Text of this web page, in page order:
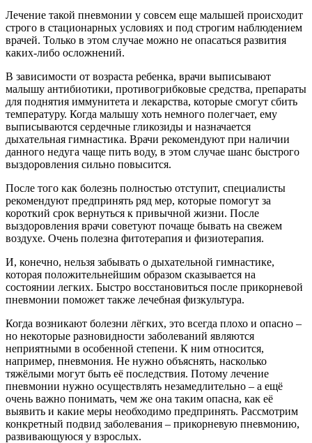
Лечение такой пневмонии у совсем еще малышей происходит
строго в стационарных условиях и под строгим наблюдением
врачей. Только в этом случае можно не опасаться развития
каких-либо осложнений.
В зависимости от возраста ребенка, врачи выписывают
малышу антибиотики, противогрибковые средства, препараты
для поднятия иммунитета и лекарства, которые смогут сбить
температуру. Когда малышу хоть немного полегчает, ему
выписываются сердечные гликозиды и назначается
дыхательная гимнастика. Врачи рекомендуют при наличии
данного недуга чаще пить воду, в этом случае шанс быстрого
выздоровления сильно повысится.
После того как болезнь полностью отступит, специалисты
рекомендуют предпринять ряд мер, которые помогут за
короткий срок вернуться к привычной жизни. После
выздоровления врачи советуют почаще бывать на свежем
воздухе. Очень полезна фитотерапия и физиотерапия.
И, конечно, нельзя забывать о дыхательной гимнастике,
которая положительнейшим образом сказывается на
состоянии легких. Быстро восстановиться после прикорневой
пневмонии поможет также лечебная физкультура.
Когда возникают болезни лёгких, это всегда плохо и опасно –
но некоторые разновидности заболеваний являются
неприятными в особенной степени. К ним относится,
например, пневмония. Не нужно объяснять, насколько
тяжёлыми могут быть её последствия. Потому лечение
пневмонии нужно осуществлять незамедлительно – а ещё
очень важно понимать, чем же она таким опасна, как её
выявить и какие меры необходимо предпринять. Рассмотрим
конкретный подвид заболевания – прикорневую пневмонию,
развивающуюся у взрослых.